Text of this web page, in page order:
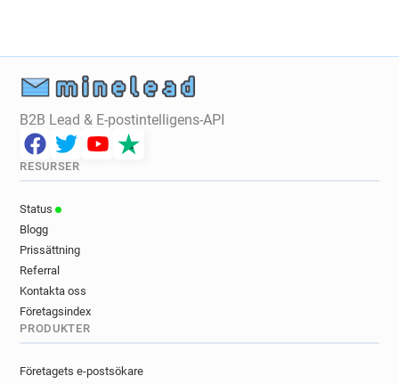
B2B Lead & E-postintelligens-API
RESURSER
Status
Blogg
Prissättning
Referral
Kontakta oss
Företagsindex
PRODUKTER
Företagets e-postsökare